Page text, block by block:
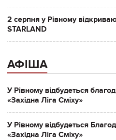
2 серпня у Рівному
STARLAND
АФІША
У Рівному відбудеться
«Західна Ліга Сміху»
У Рівному відбудеться
«Західна Ліга Сміху»